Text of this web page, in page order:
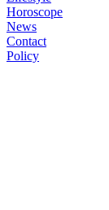
Horoscope
News
Contact
Policy